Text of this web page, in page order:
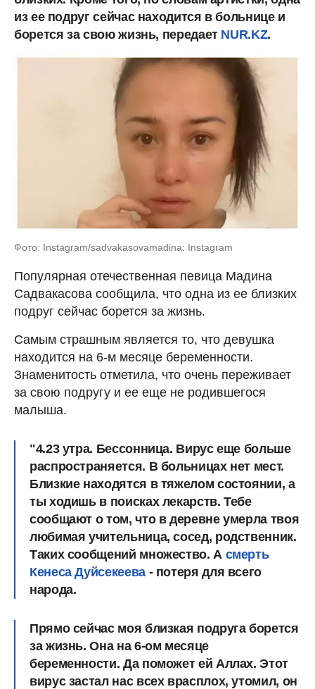
из ее подруг сейчас находится в больнице и
борется за свою жизнь, передает NUR.KZ.
Фото: Instagram/sadvakasovamadina: Instagram
Популярная отечественная певица Мадина
Садвакасова сообщила, что одна из ее близких
подруг сейчас борется за жизнь.
Самым страшным является то, что девушка
находится на 6-м месяце беременности.
Знаменитость отметила, что очень переживает
за свою подругу и ее еще не родившегося
малыша.
"4.23 утра. Бессонница. Вирус еще больше
распространяется. В больницах нет мест.
Близкие находятся в тяжелом состоянии, а
ты ходишь в поисках лекарств. Тебе
сообщают о том, что в деревне умерла твоя
любимая учительница, сосед, родственник.
Таких сообщений множество. А смерть
Кенеса Дуйсекеева- потеря для всего
народа.
Прямо сейчас моя близкая подруга борется
за жизнь. Она на 6-ом месяце
беременности. Да поможет ей Аллах. Этот
вирус застал нас всех врасплох, утомил, он